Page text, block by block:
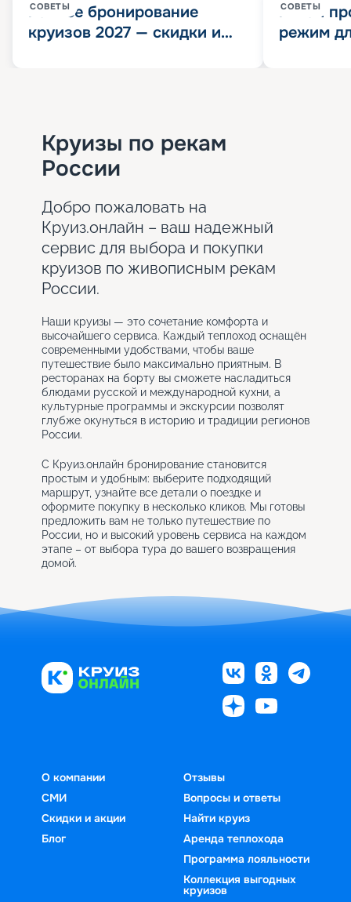
СОВЕТЫ
Раннее бронирование
круизов 2027 — скидки и
СОВЕТЫ
Китай
режим
Круизы по рекам
России
Добро пожаловать на
Круиз.онлайн – ваш надежный
сервис для выбора и покупки
круизов по живописным рекам
России.
Наши круизы — это сочетание комфорта и
высочайшего сервиса. Каждый теплоход оснащён
современными удобствами, чтобы ваше
путешествие было максимально приятным. В
ресторанах на борту вы сможете насладиться
блюдами русской и международной кухни, а
культурные программы и экскурсии позволят
глубже окунуться в историю и традиции регионов
России.
С Круиз.онлайн бронирование становится
простым и удобным: выберите подходящий
маршрут, узнайте все детали о поездке и
оформите покупку в несколько кликов. Мы готовы
предложить вам не только путешествие по
России, но и высокий уровень сервиса на каждом
этапе – от выбора тура до вашего возвращения
домой.
О компании
СМИ
Скидки и акции
Блог
Отзывы
Вопросы и ответы
Найти круиз
Аренда теплохода
Программа лояльности
Коллекция выгодных
круизов